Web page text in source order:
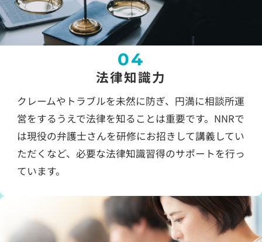
04
法律知識力
クレームやトラブルを未然に防ぎ、円満に相談所運
営をするうえで法律を知ることは重要です。NNRで
は現役の弁護士さんを研修にお招きして講義してい
ただくなど、必要な法律知識習得のサポートを行っ
ています。